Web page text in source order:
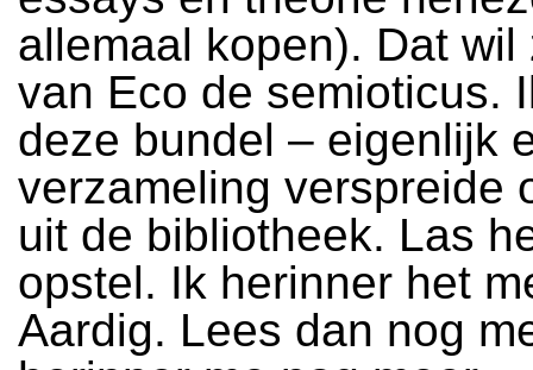
allemaal kopen). Dat wil
van Eco de semioticus.
deze bundel – eigenlijk
verzameling verspreide
uit de bibliotheek. Las
opstel. Ik herinner het
Aardig. Lees dan nog